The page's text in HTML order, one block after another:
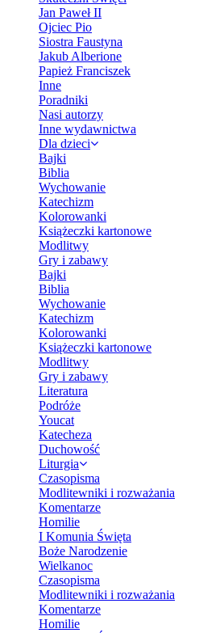
Jan Paweł II
Ojciec Pio
Siostra Faustyna
Jakub Alberione
Papież Franciszek
Inne
Poradniki
Nasi autorzy
Inne wydawnictwa
Dla dzieci
Bajki
Biblia
Wychowanie
Katechizm
Kolorowanki
Książeczki kartonowe
Modlitwy
Gry i zabawy
Bajki
Biblia
Wychowanie
Katechizm
Kolorowanki
Książeczki kartonowe
Modlitwy
Gry i zabawy
Literatura
Podróże
Youcat
Katecheza
Duchowość
Liturgia
Czasopisma
Modlitewniki i rozważania
Komentarze
Homilie
I Komunia Święta
Boże Narodzenie
Wielkanoc
Czasopisma
Modlitewniki i rozważania
Komentarze
Homilie